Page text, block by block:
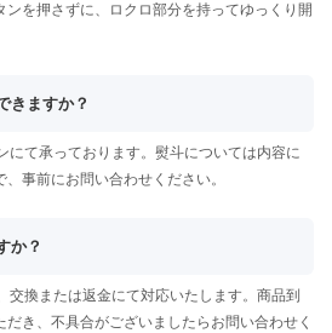
を押さずに、ロクロ部分を持ってゆっくり開
きますか？
にて承っております。熨斗については内容に
事前にお問い合わせください。
か？
交換または返金にて対応いたします。商品到
き、不具合がございましたらお問い合わせく